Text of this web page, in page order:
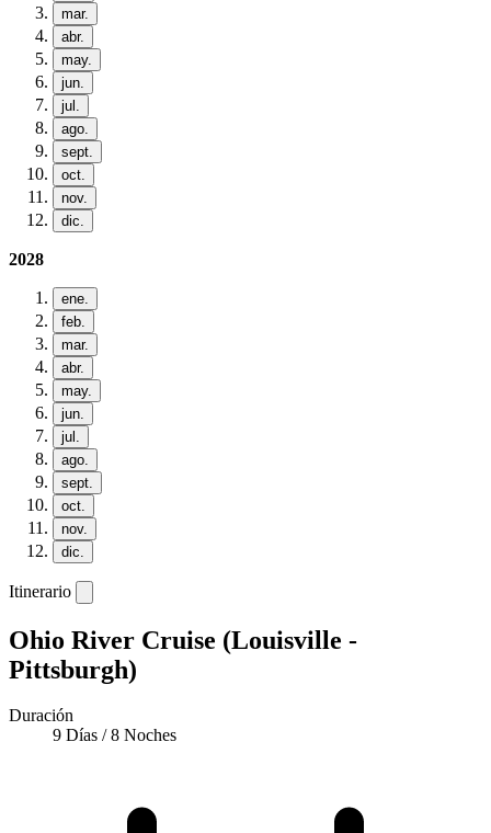
mar.
abr.
may.
jun.
jul.
ago.
sept.
oct.
nov.
dic.
2028
ene.
feb.
mar.
abr.
may.
jun.
jul.
ago.
sept.
oct.
nov.
dic.
Itinerario
Ohio River Cruise (Louisville -
Pittsburgh)
Duración
9 Días / 8 Noches